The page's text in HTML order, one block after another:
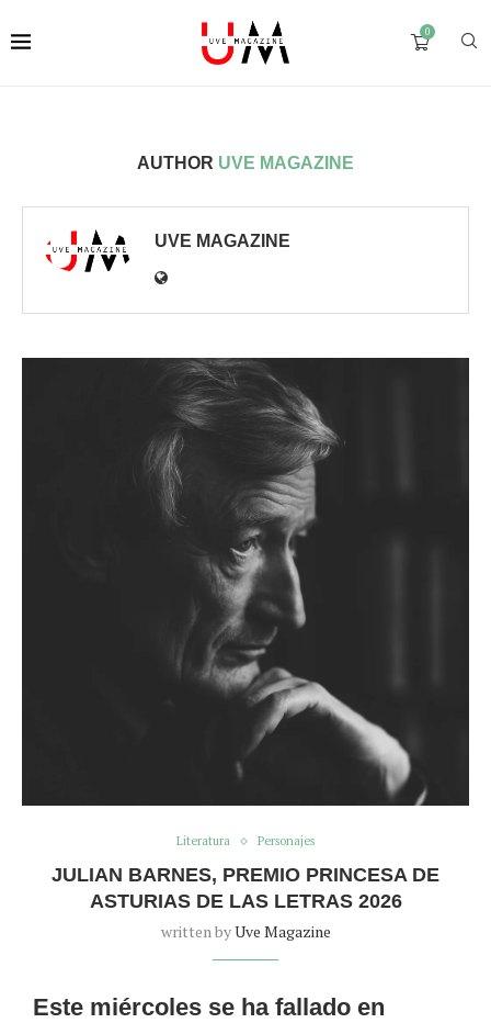
0
AUTHOR UVE MAGAZINE
UVE MAGAZINE
Literatura Personajes
JULIAN BARNES, PREMIO PRINCESA DE
ASTURIAS DE LAS LETRAS 2026
written byUve Magazine
Este miércoles se ha fallado en